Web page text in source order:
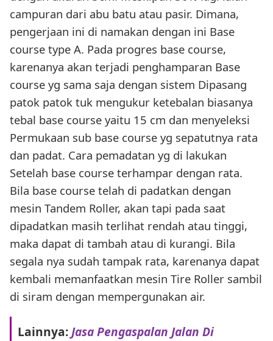
campuran dari abu batu atau pasir. Dimana,
pengerjaan ini di namakan dengan ini Base
course type A. Pada progres base course,
karenanya akan terjadi penghamparan Base
course yg sama saja dengan sistem Dipasang
patok patok tuk mengukur ketebalan biasanya
tebal base course yaitu 15 cm dan menyeleksi
Permukaan sub base course yg sepatutnya rata
dan padat. Cara pemadatan yg di lakukan
Setelah base course terhampar dengan rata.
Bila base course telah di padatkan dengan
mesin Tandem Roller, akan tapi pada saat
dipadatkan masih terlihat rendah atau tinggi,
maka dapat di tambah atau di kurangi. Bila
segala nya sudah tampak rata, karenanya dapat
kembali memanfaatkan mesin Tire Roller sambil
di siram dengan mempergunakan air.
Lainnya:Jasa Pengaspalan Jalan Di